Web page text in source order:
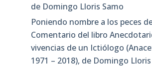
de Domingo Lloris Samo
Poniendo nombre a los peces
Comentario del libro
vivencias de un Ictiólogo
1971 – 2018), de Domingo